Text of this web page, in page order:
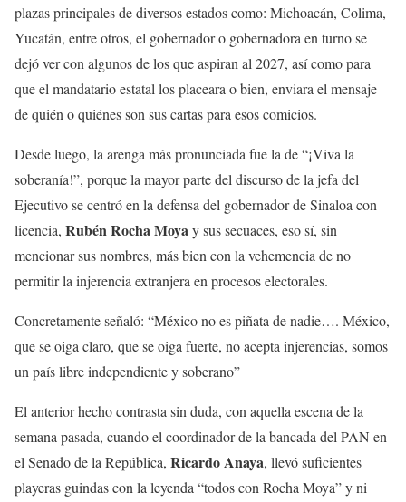
plazas principales de diversos estados como: Michoacán, Colima,
Yucatán, entre otros, el gobernador o gobernadora en turno se
dejó ver con algunos de los que aspiran al 2027, así como para
que el mandatario estatal los placeara o bien, enviara el mensaje
de quién o quiénes son sus cartas para esos comicios.
Desde luego, la arenga más pronunciada fue la de “¡Viva la
soberanía!”, porque la mayor parte del discurso de la jefa del
Ejecutivo se centró en la defensa del gobernador de Sinaloa con
licencia, Rubén Rocha Moyay sus secuaces, eso sí, sin
mencionar sus nombres, más bien con la vehemencia de no
permitir la injerencia extranjera en procesos electorales.
Concretamente señaló: “México no es piñata de nadie…. México,
que se oiga claro, que se oiga fuerte, no acepta injerencias, somos
un país libre independiente y soberano”
El anterior hecho contrasta sin duda, con aquella escena de la
semana pasada, cuando el coordinador de la bancada del PAN en
el Senado de la República, Ricardo Anaya, llevó suficientes
playeras guindas con la leyenda “todos con Rocha Moya” y ni